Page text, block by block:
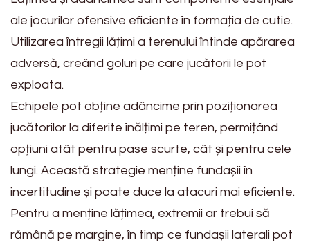
ale jocurilor ofensive eficiente în formația de cutie.
Utilizarea întregii lățimi a terenului întinde apărarea
adversă, creând goluri pe care jucătorii le pot
exploata.
Echipele pot obține adâncime prin poziționarea
jucătorilor la diferite înălțimi pe teren, permițând
opțiuni atât pentru pase scurte, cât și pentru cele
lungi. Această strategie menține fundașii în
incertitudine și poate duce la atacuri mai eficiente.
Pentru a menține lățimea, extremii ar trebui să
rămână pe margine, în timp ce fundașii laterali pot